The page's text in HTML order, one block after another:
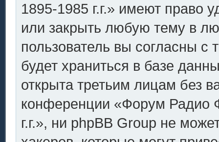
1895-1985 г.г.» имеют право
или закрыть любую тему в
пользователь вы согласны
будет храниться в базе
открыта третьим лицам без
конференции «Форум Радио
г.г.», ни phpBB Group не